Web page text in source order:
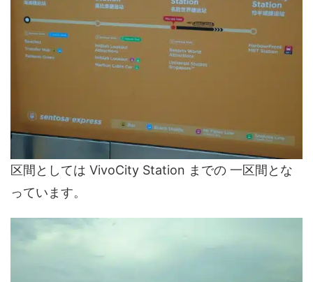
区間としては VivoCity Station までの 一区間とな
っています。